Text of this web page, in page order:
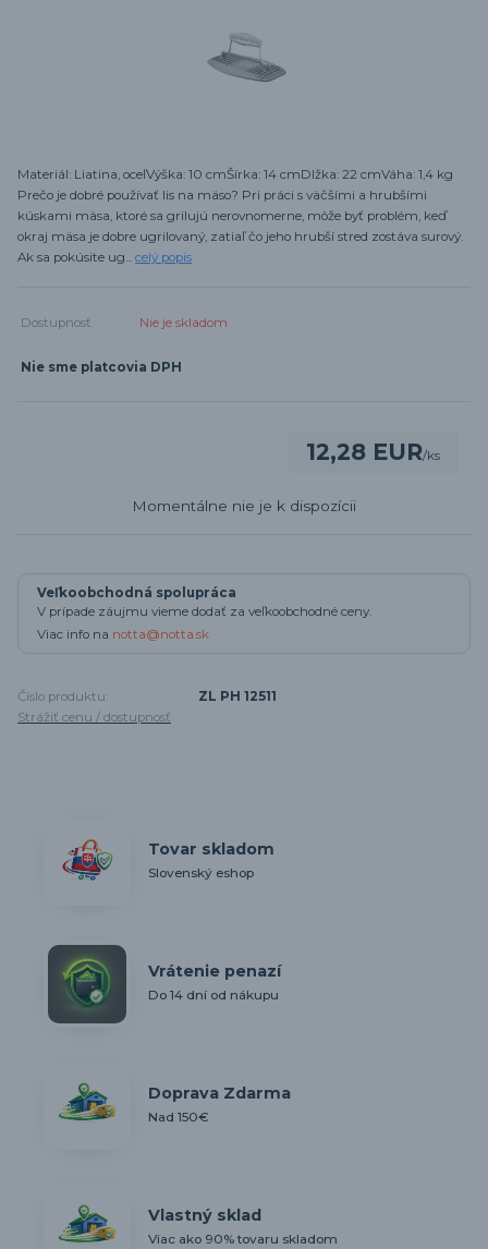
Materiál: Liatina, oceľVýška: 10 cmŠírka: 14 cmDlžka: 22 cmVáha: 1,4 kg
Prečo je dobré používať lis na mäso? Pri práci s väčšími a hrubšími
kúskami mäsa, ktoré sa grilujú nerovnomerne, môže byť problém, keď
okraj mäsa je dobre ugrilovaný, zatiaľ čo jeho hrubší stred zostáva surový.
Ak sa pokúsite ug... celý popis
Dostupnosť Nie je skladom
Nie sme platcovia DPH
12,28 EUR/ks
Momentálne nie je k dispozícii
Veľkoobchodná spolupráca
V prípade záujmu vieme dodať za veľkoobchodné ceny.
Viac info na notta@notta.sk
Číslo produktu:
ZL PH 12511
Strážiť cenu / dostupnosť
Tovar skladom
Slovenský eshop
Vrátenie penazí
Do 14 dní od nákupu
Doprava Zdarma
Nad 150€
Vlastný sklad
Viac ako 90% tovaru skladom